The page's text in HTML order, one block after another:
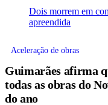
Dois morrem em
apreendida
Aceleração de obras
Guimarães afirma
todas as obras do
do ano